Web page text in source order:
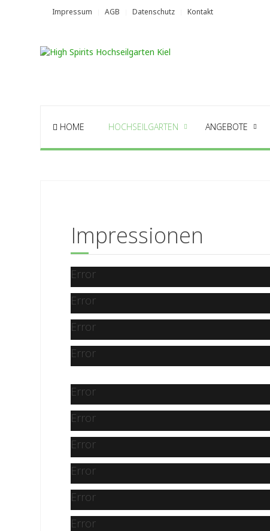
Impressum AGB Datenschutz Kontakt
HOME HOCHSEILGARTEN ANGEBOTE
Impressionen
Error
Error
Error
Error
Error
Error
Error
Error
Error
Error